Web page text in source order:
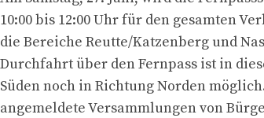
10:00 bis 12:00 Uhr für den gesamten
die Bereiche Reutte/Katzenberg und
Durchfahrt über den Fernpass ist in
Süden noch in Richtung Norden
angemeldete Versammlungen von